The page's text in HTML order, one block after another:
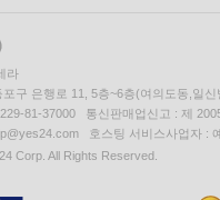
라
포구 은행로 11, 5층~6층(여의도동,일신
81-37000 통신판매업신고 : 제
호스팅 서비스사업자 :
Corp. All Rights Reserved.